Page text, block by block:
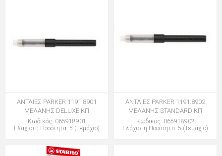
ΑΝΤΛΙΕΣ PARKER 1191.8901
ΜΕΛΑΝΗΣ DELUXE ΚΠ
Κωδικός: 065918901
Ελάχιστη Ποσότητα: 5 (Τεμάχιο)
ΑΝΤΛΙΕΣ PARKER 1191.8902
ΜΕΛΑΝΗΣ STANDARD ΚΠ
Κωδικός: 065918902
Ελάχιστη Ποσότητα: 5 (Τεμάχιο)